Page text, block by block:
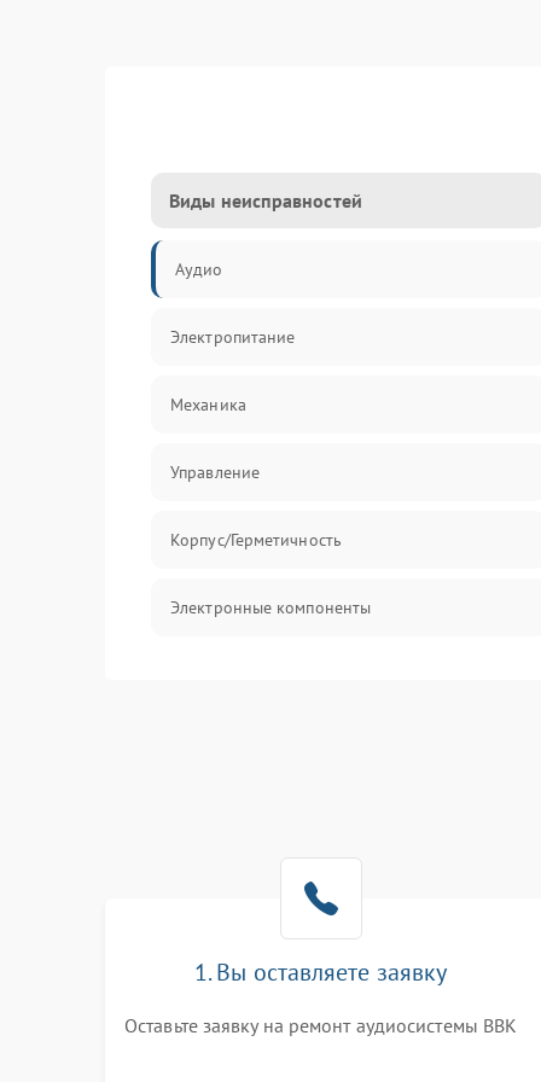
Виды неисправностей
Аудио
Электропитание
Механика
Управление
Корпус/Герметичность
Электронные компоненты
1. Вы оставляете заявку
Оставьте заявку на ремонт аудиосистемы BBK